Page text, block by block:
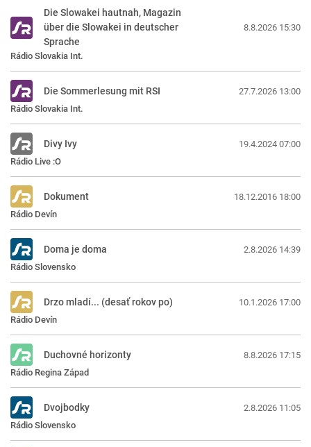
Rádio Slovakia Int.
Die Slowakei hautnah, Magazin
über die Slowakei in deutscher
Sprache
8.8.2026 15:30
Rádio Slovakia Int.
Die Sommerlesung mit RSI 27.7.2026 13:00
Rádio Live :O
Divy Ivy 19.4.2024 07:00
Rádio Devín
Dokument 18.12.2016 18:00
Rádio Slovensko
Doma je doma 2.8.2026 14:39
Rádio Devín
Drzo mladí... (desať rokov po) 10.1.2026 17:00
Rádio Regina Západ
Duchovné horizonty 8.8.2026 17:15
Rádio Slovensko
Dvojbodky 2.8.2026 11:05